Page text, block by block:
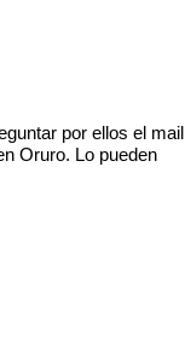
por ellos el mail
Oruro. Lo pueden